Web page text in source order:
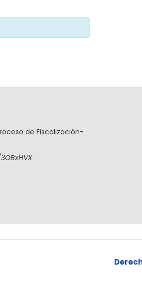
de Fiscalización-